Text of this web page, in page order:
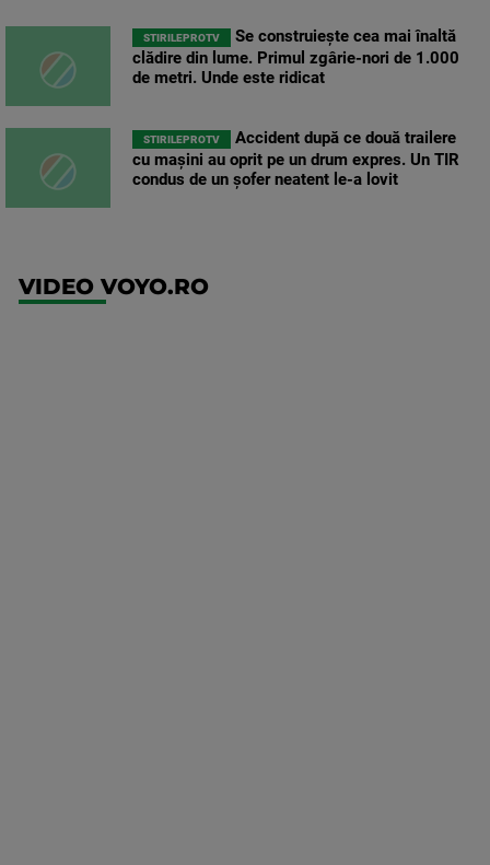
STIRILEPROTV
Se construiește cea mai înaltă
clădire din lume. Primul zgârie-nori de 1.000
de metri. Unde este ridicat
STIRILEPROTV
Accident după ce două trailere
cu mașini au oprit pe un drum expres. Un TIR
condus de un șofer neatent le-a lovit
VIDEO VOYO.RO